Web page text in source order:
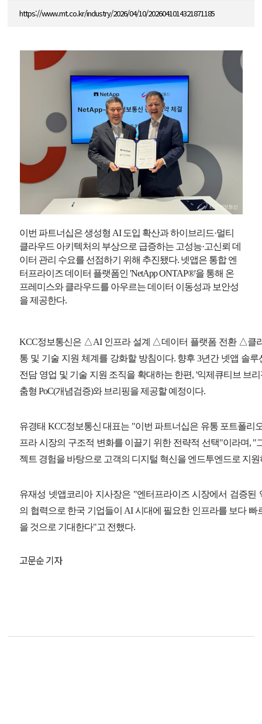
https://www.mt.co.kr/industry/2026/04/10/2026041014321871185
이번 파트너십은 생성형 AI 도입 확산과 하이브리드·멀티
클라우드 아키텍처의 부상으로 급증하는 고성능·고신뢰 데
이터 관리 수요를 선점하기 위해 추진됐다. 넷앱은 통합 엔
터프라이즈 데이터 플랫폼인 'NetApp ONTAP®'을 통해 온
프레미스와 클라우드를 아우르는 데이터 이동성과 보안성
을 제공한다.
KCC정보통신은 △AI 인프라 설계 △데이터 플랫폼 전환 △클
통 및 기술 지원 체계를 강화할 방침이다. 향후 3년간 넷앱 솔
전담 영업 및 기술 지원 조직을 확대하는 한편, '익제큐티브 브
춤형 PoC(개념검증)와 브리핑을 제공할 예정이다.
유경태 KCC정보통신 대표는 "이번 파트너십은 유통 포트폴리
프라 시장의 구조적 변화를 이끌기 위한 전략적 선택"이라며, "
젝트 경험을 바탕으로 고객의 디지털 혁신을 엔드투엔드로 지
유재성 넷앱코리아 지사장은 "엔터프라이즈 시장에서 검증된
의 협력으로 한국 기업들이 AI 시대에 필요한 인프라를 보다 빠
을 것으로 기대한다"고 전했다.
고문순 기자